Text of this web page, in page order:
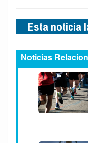
Esta noticia
Noticias